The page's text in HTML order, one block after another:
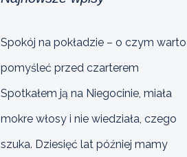
Spokój na pokładzie – o czym warto
pomyśleć przed czarterem
Spotkałem ją na Niegocinie, miała
mokre włosy i nie wiedziała, czego
szuka. Dziesięć lat później mamy